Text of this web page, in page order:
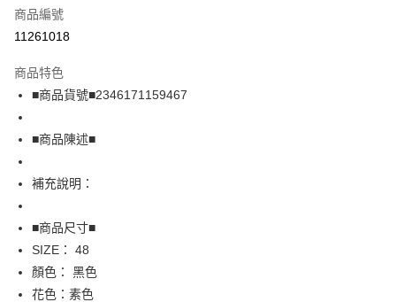
超商取貨付款
Apple Pay
街口支付
全盈+PAY
AFTEE先享後付
相關說明
【關於「AFTEE先享後付」】
AFTEE先享後付是「在收到商品之後才付款」的支付方式。 讓您購物簡單
便利好安心！
運送方式
商品編號
11261018
商品特色
■商品貨號■2346171159467
■商品陳述■
補充說明：
■商品尺寸■
SIZE： 48
顏色： 黑色
花色：素色